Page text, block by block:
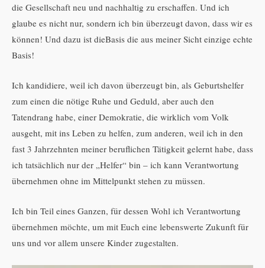
die Gesellschaft neu und nachhaltig zu erschaffen. Und ich
glaube es nicht nur, sondern ich bin überzeugt davon, dass wir es
können! Und dazu ist dieBasis die aus meiner Sicht einzige echte
Basis!
Ich kandidiere, weil ich davon überzeugt bin, als Geburtshelfer
zum einen die nötige Ruhe und Geduld, aber auch den
Tatendrang habe, einer Demokratie, die wirklich vom Volk
ausgeht, mit ins Leben zu helfen, zum anderen, weil ich in den
fast 3 Jahrzehnten meiner beruflichen Tätigkeit gelernt habe, dass
ich tatsächlich nur der „Helfer“ bin – ich kann Verantwortung
übernehmen ohne im Mittelpunkt stehen zu müssen.
Ich bin Teil eines Ganzen, für dessen Wohl ich Verantwortung
übernehmen möchte, um mit Euch eine lebenswerte Zukunft für
uns und vor allem unsere Kinder zugestalten.